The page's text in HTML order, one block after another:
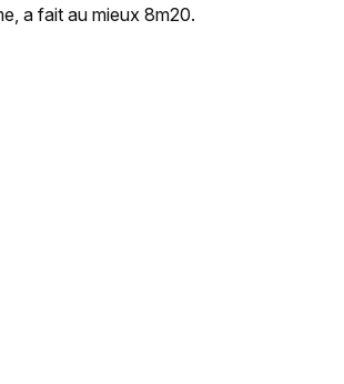
a fait au mieux 8m20.